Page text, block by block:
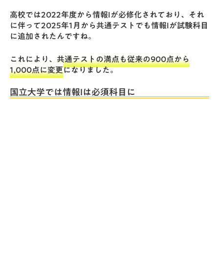
高校では2022年度から情報Iが必修化されており、それ
に伴って2025年1月から共通テストでも情報Iが試験科目
に追加されたんですね。
これにより、 共通テストの満点も従来の900点から
1,000点に変更になりました。
国立大学では情報Iは必須科目に